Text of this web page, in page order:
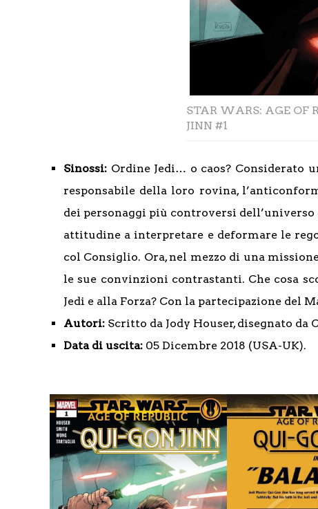
STAR WARS: AGE OF
JINN #1
Sinossi: Ordine Jedi… o caos? Considerato
responsabile della loro rovina,
dei personaggi più controversi
attitudine a interpretare e deformare le
col Consiglio. Ora, nel mezzo di una
le sue convinzioni contrastanti. Che cosa
Jedi e alla Forza? Con la partecipazione del
Autori: Scritto da Jody Houser, disegnato
Data di uscita: 05 Dicembre 2018 (USA-UK).